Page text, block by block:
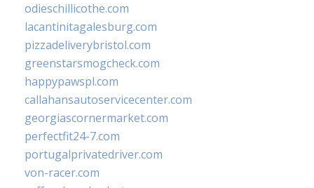
odieschillicothe.com
lacantinitagalesburg.com
pizzadeliverybristol.com
greenstarsmogcheck.com
happypawspl.com
callahansautoservicecenter.com
georgiascornermarket.com
perfectfit24-7.com
portugalprivatedriver.com
von-racer.com